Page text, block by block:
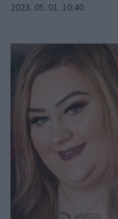
2023. 05. 01. 10:40